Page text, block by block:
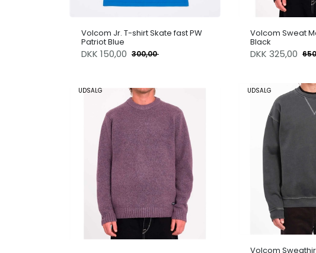
Volcom Jr. T-shirt Skate fast PW
Patriot Blue
DKK 150,00 300,00
Volcom Sweat
Black
DKK 325,00
UDSALG UDSALG
Volcom